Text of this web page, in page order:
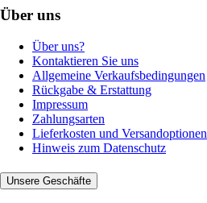
Über uns
Über uns?
Kontaktieren Sie uns
Allgemeine Verkaufsbedingungen
Rückgabe & Erstattung
Impressum
Zahlungsarten
Lieferkosten und Versandoptionen
Hinweis zum Datenschutz
Unsere Geschäfte